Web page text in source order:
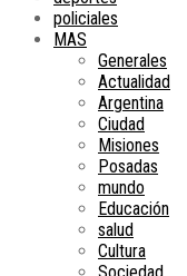
policiales
MAS
Generales
Actualidad
Argentina
Ciudad
Misiones
Posadas
mundo
Educación
salud
Cultura